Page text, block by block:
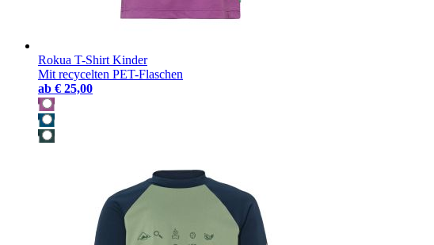
Rokua T-Shirt Kinder
Mit recycelten PET-Flaschen
ab € 25,00